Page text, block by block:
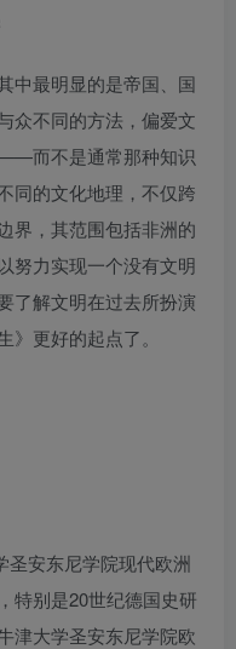
中最明显的是帝国、国
众不同的方法，偏爱文
而不是通常那种知识
同的文化地理，不仅跨
界，其范围包括非洲的
努力实现一个没有文明
了解文明在过去所扮演
更好的起点了。
圣安东尼学院现代欧洲
特别是20世纪德国史研
津大学圣安东尼学院欧